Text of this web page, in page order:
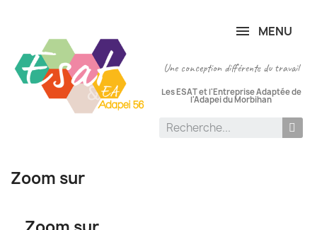
MENU
Une conception différente du travail
Les ESAT et l'Entreprise Adaptée de
l'Adapei du Morbihan
Zoom sur